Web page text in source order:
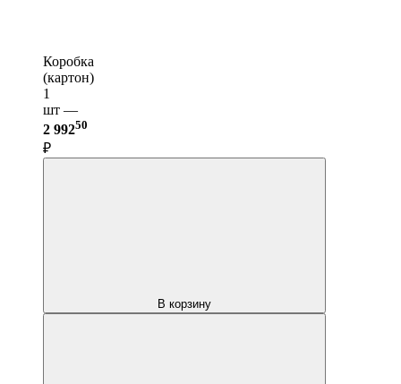
Коробка
(картон)
1
шт —
2 99250
₽
В корзину